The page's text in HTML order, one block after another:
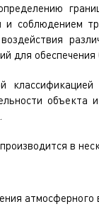
соблюдением
для обеспечения
объекта
в
атмосферного